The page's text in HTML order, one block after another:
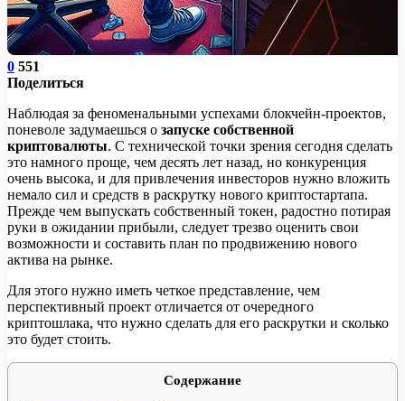
0 551
Поделиться
Наблюдая за феноменальными успехами блокчейн-проектов,
поневоле задумаешься о запуске собственной
криптовалюты. С технической точки зрения сегодня сделать
это намного проще, чем десять лет назад, но конкуренция
очень высока, и для привлечения инвесторов нужно вложить
немало сил и средств в раскрутку нового криптостартапа.
Прежде чем выпускать собственный токен, радостно потирая
руки в ожидании прибыли, следует трезво оценить свои
возможности и составить план по продвижению нового
актива на рынке.
Для этого нужно иметь четкое представление, чем
перспективный проект отличается от очередного
криптошлака, что нужно сделать для его раскрутки и сколько
это будет стоить.
Содержание